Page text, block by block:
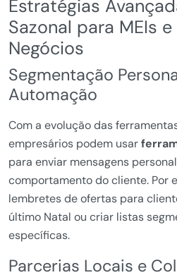
Estratégias
Sazonal para MEIs
Negócios
Segmentação
Automação
Com a evolução das
empresários podem usar
para enviar mensagens
comportamento do cliente. Por
lembretes de ofertas para
último Natal ou criar listas
específicas.
Parcerias Locais e